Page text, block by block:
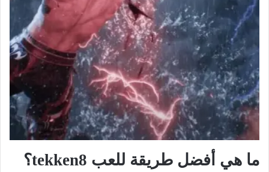
ما هي أفضل طريقة للعب tekken8؟